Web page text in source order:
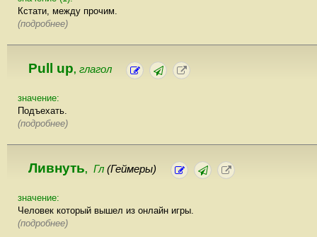
Кстати, между прочим.
(подробнее)
Pull up, глагол
значение:
Подъехать.
(подробнее)
Ливнуть, Гл (Геймеры)
значение:
Человек который вышел из онлайн игры.
(подробнее)